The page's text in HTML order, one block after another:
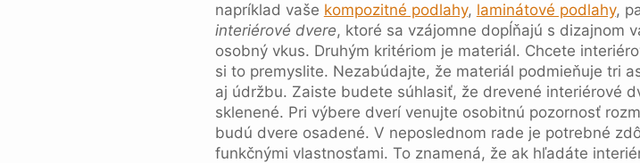
napríklad vaše kompozitné podlahy, laminátové podlahy,
interiérové dvere, ktoré sa vzájomne dopĺňajú s dizajnom
osobný vkus. Druhým kritériom je materiál. Chcete
si to premyslite. Nezabúdajte, že materiál podmieňuje tri
aj údržbu. Zaiste budete súhlasiť, že drevené interiérové
sklenené. Pri výbere dverí venujte osobitnú pozornosť
budú dvere osadené. V neposlednom rade je potrebné
funkčnými vlastnosťami. To znamená, že ak hľadáte